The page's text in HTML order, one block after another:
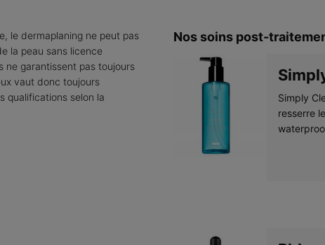
le dermaplaning ne peut pas
la peau sans licence
ne garantissent pas toujours
vaut donc toujours
qualifications selon la
Nos soins post-
Simply
resserre